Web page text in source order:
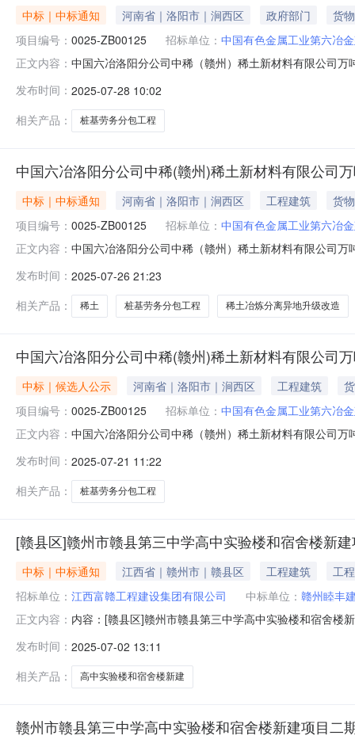
中标｜中标通知 河南省｜洛阳市｜涧西区 政府部门
货物
项目编号： 0025-ZB00125 招标单位： 中国有色金属工业第六冶
正文内容： 中国六冶洛阳分公司中稀（赣州）稀土新材料有限公司
升级改造项目桩基劳务分包工程项目（招标编号：0025-
示内容无三、监督
发布时间： 2025-07-28 10:02
相关产品：
桩基劳务分包工程
中国六冶洛阳分公司中稀(赣州)稀土新材料有限公司
中标｜中标通知 河南省｜洛阳市｜涧西区 工程建筑
货物
项目编号： 0025-ZB00125 招标单位： 中国有色金属工业第六冶
正文内容： 中国六冶洛阳分公司中稀（赣州）稀土新材料有限公司
丰建设工程有限公司中标价格：5794361.00元二、其他
发布时间： 2025-07-26 21:23
相关产品：
稀土 桩基劳务分包工程 稀土冶炼分离异地升级改造
中国六冶洛阳分公司中稀(赣州)稀土新材料有限公司
中标｜候选人公示 河南省｜洛阳市｜涧西区 工程建筑
项目编号： 0025-ZB00125 招标单位： 中国有色金属工业第六冶
正文内容： 中国六冶洛阳分公司中稀（赣州）稀土新材料有限公司
24日中国六冶洛阳分公司中稀（赣州）稀土新材料有限
荐中标候选人
发布时间： 2025-07-21 11:22
相关产品：
桩基劳务分包工程
[赣县区]赣州市赣县第三中学高中实验楼和宿舍楼新
中标｜中标通知 江西省｜赣州市｜赣县区 工程建筑
工程
招标单位： 江西富赣工程建设集团有限公司 中标单位： 赣州睦丰
正文内容： 内容：[赣县区]赣州市赣县第三中学高中实验楼和宿舍楼
招标，主要建设内容包括：新建体育训练中心，地上框
含建筑装饰装修、强电、
发布时间： 2025-07-02 13:11
相关产品：
高中实验楼和宿舍楼新建
赣州市赣县第三中学高中实验楼和宿舍楼新建项目二